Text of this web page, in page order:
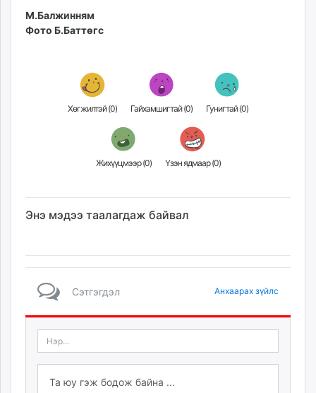
unegui.mn
unread.today
М.Балжинням
Фото Б.Баттөгс
Хөгжилтэй (0) Гайхамшигтай (0) Гунигтай (0)
Жихүүцмээр (0) Үзэн ядмаар (0)
Энэ мэдээ таалагдаж байвал
Сэтгэгдэл Анхаарах зүйлс